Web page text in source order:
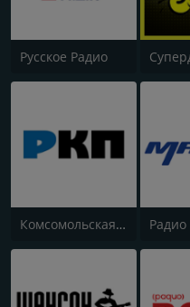
Русское Радио
Комсомольская правда (Komsomolskaya pravda)